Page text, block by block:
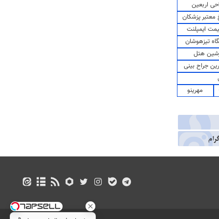
اربعین
پزشکان
ایمپلنت
تیزهوشان
هتل
جراح بینی
مهرینو